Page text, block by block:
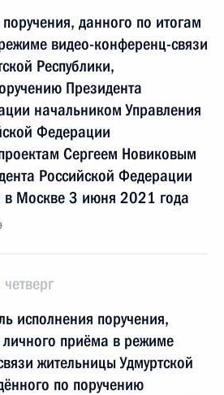
данного по итогам
видео-конференц-связи
Республики,
Президента
начальником Управления
Федерации
Сергеем Новиковым
Российской Федерации
в Москве 3 июня 2021 года
исполнения поручения,
приёма в режиме
жительницы Удмуртской
по поручению